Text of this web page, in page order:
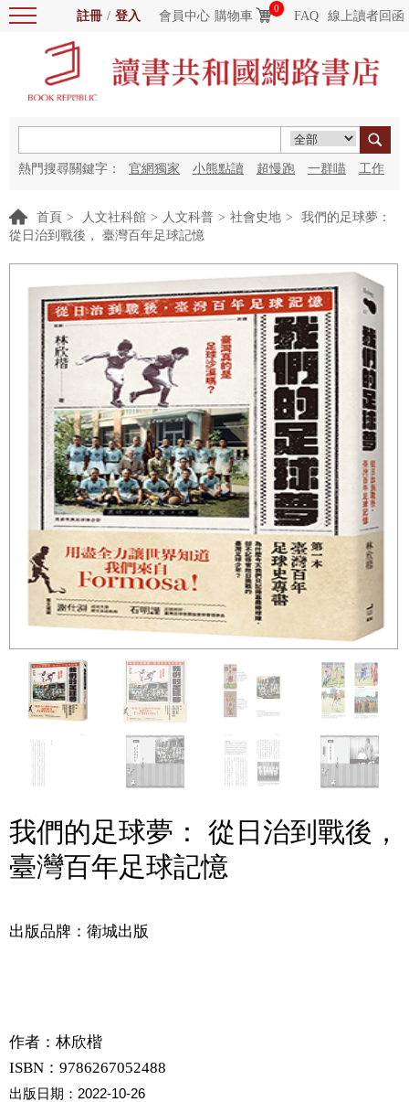
註冊 / 登入 會員中心 購物車
0
FAQ 線上讀者回函
熱門搜尋關鍵字： 官網獨家 小熊點讀 超慢跑 一群喵 工作
首頁 > 人文社科館 > 人文科普 > 社會史地 >
我們的足球夢：
從日治到戰後， 臺灣百年足球記憶
我們的足球夢： 從日治到戰後，
臺灣百年足球記憶
出版品牌：衛城出版
作者： 林欣楷
ISBN：9786267052488
出版日期： 2022-10-26